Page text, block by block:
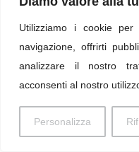
Utilizziamo i cookie
navigazione, offrirti
analizzare il nostro
acconsenti al nostro
Personalizza
©